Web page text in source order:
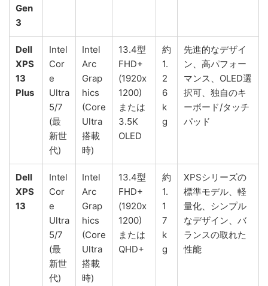
Gen
3
Dell
XPS
13
Plus
Intel
Cor
e
Ultra
5/7
(最
新世
代)
Intel
Arc
Grap
hics
(Core
Ultra
搭載
時)
13.4型
FHD+
(1920x
1200)
または
3.5K
OLED
約
1.
2
6
k
g
先進的なデザイ
ン、高パフォー
マンス、OLED選
択可、独自のキ
ーボード/タッチ
パッド
Dell
XPS
13
Intel
Cor
e
Ultra
5/7
(最
新世
代)
Intel
Arc
Grap
hics
(Core
Ultra
搭載
時)
13.4型
FHD+
(1920x
1200)
または
QHD+
約
1.
1
7
k
g
XPSシリーズの
標準モデル、軽
量化、シンプル
なデザイン、バ
ランスの取れた
性能